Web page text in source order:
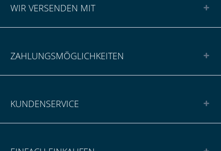
WIR VERSENDEN MIT
ZAHLUNGSMÖGLICHKEITEN
KUNDENSERVICE